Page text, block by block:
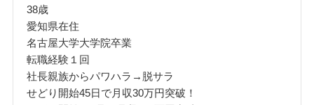
38歳
愛知県在住
名古屋大学大学院卒業
転職経験１回
社長親族からパワハラ→脱サラ
せどり開始45日で月収30万円突破！